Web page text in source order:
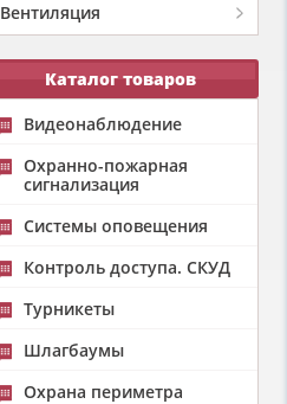
Вентиляция
Каталог товаров
Видеонаблюдение
Охранно-пожарная
сигнализация
Системы оповещения
Контроль доступа. СКУД
Турникеты
Шлагбаумы
Охрана периметра